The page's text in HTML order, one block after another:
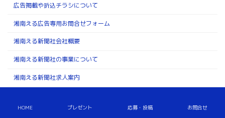
広告掲載や折込チラシについて
湘南える広告専用お問合せフォーム
湘南える新聞社会社概要
湘南える新聞社の事業について
湘南える新聞社求人案内
HOME プレゼント 応募・投稿 お問合せ